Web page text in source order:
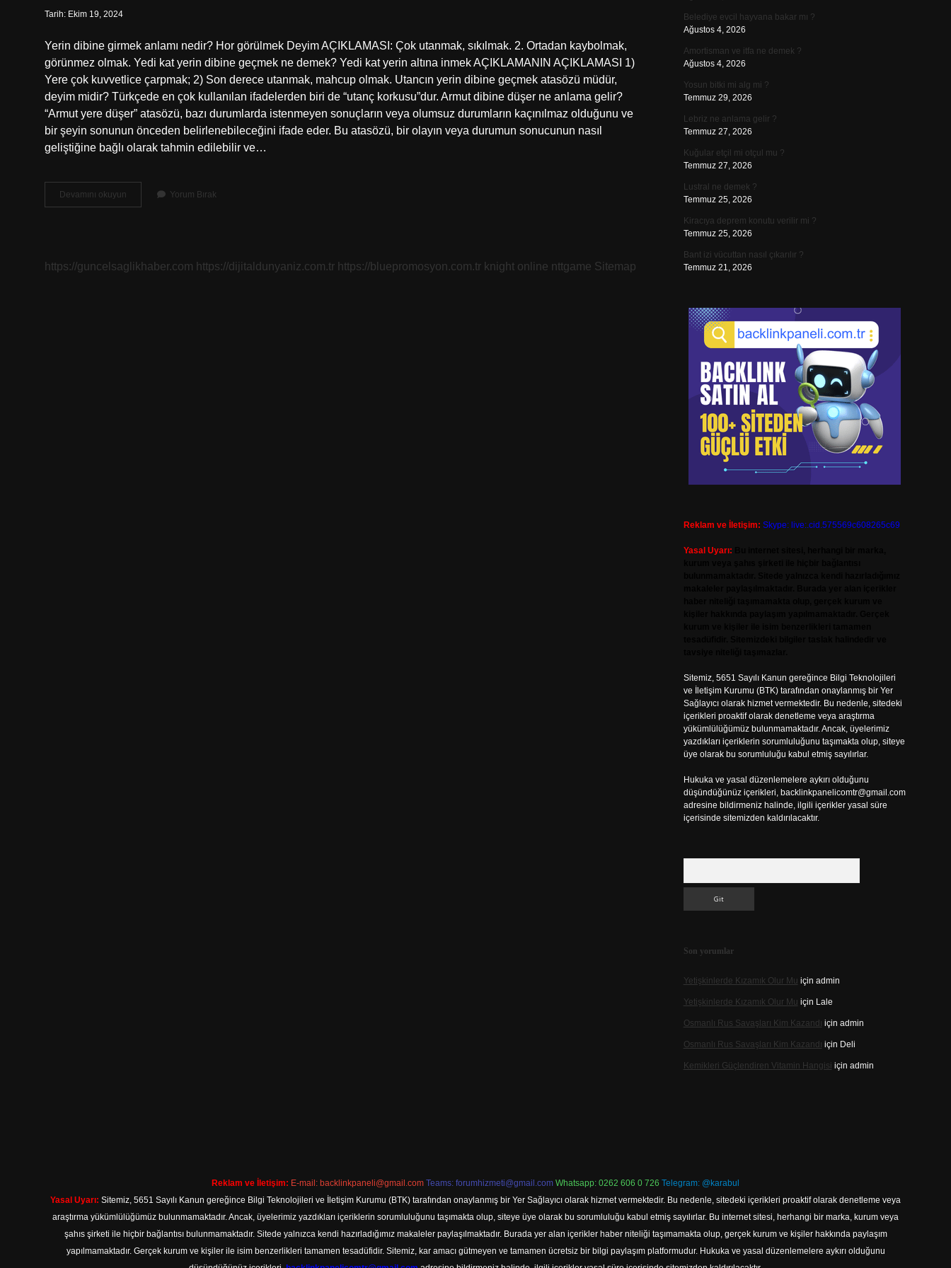
Tarih: Ekim 19, 2024
Yerin dibine girmek anlamı nedir? Hor görülmek Deyim AÇIKLAMASI: Çok utanmak, sıkılmak. 2. Ortadan kaybolmak,
görünmez olmak. Yedi kat yerin dibine geçmek ne demek? Yedi kat yerin altına inmek AÇIKLAMANIN AÇIKLAMASI 1)
Yere çok kuvvetlice çarpmak; 2) Son derece utanmak, mahcup olmak. Utancın yerin dibine geçmek atasözü müdür,
deyim midir? Türkçede en çok kullanılan ifadelerden biri de “utanç korkusu”dur. Armut dibine düşer ne anlama gelir?
“Armut yere düşer” atasözü, bazı durumlarda istenmeyen sonuçların veya olumsuz durumların kaçınılmaz olduğunu ve
bir şeyin sonunun önceden belirlenebileceğini ifade eder. Bu atasözü, bir olayın veya durumun sonucunun nasıl
geliştiğine bağlı olarak tahmin edilebilir ve…
Devamını okuyun
Dibine
Yorum Bırak
https://guncelsaglikhaber.com https://dijitaldunyaniz.com.tr https://bluepromosyon.com.tr knight online nttgame Sitemap
Belediye evcil hayvana bakar mı ?
Ağustos 4, 2026
Amortisman ve itfa ne demek ?
Ağustos 4, 2026
Yosun bitki mi alg mi ?
Temmuz 29, 2026
Lebriz ne anlama gelir ?
Temmuz 27, 2026
Kuğular etçil mi otçul mu ?
Temmuz 27, 2026
Lustral ne demek ?
Temmuz 25, 2026
Kiracıya deprem konutu verilir mi ?
Temmuz 25, 2026
Bant izi vücuttan nasıl çıkarılır ?
Temmuz 21, 2026
Reklam ve İletişim: Skype: live:.cid.575569c608265c69
Yasal Uyarı:
Sitemiz, 5651 Sayılı Kanun gereğince Bilgi Teknolojileri
ve İletişim Kurumu (BTK) tarafından onaylanmış bir Yer
Sağlayıcı olarak hizmet vermektedir. Bu nedenle, sitedeki
içerikleri proaktif olarak denetleme veya araştırma
yükümlülüğümüz bulunmamaktadır. Ancak, üyelerimiz
yazdıkları içeriklerin sorumluluğunu taşımakta olup, siteye
üye olarak bu sorumluluğu kabul etmiş sayılırlar.
Hukuka ve yasal düzenlemelere aykırı olduğunu
düşündüğünüz içerikleri, backlinkpanelicomtr@gmail.com
adresine bildirmeniz halinde, ilgili içerikler yasal süre
içerisinde sitemizden kaldırılacaktır.
Son yorumlar
Yetişkinlerde Kızamık Olur Mu için admin
Yetişkinlerde Kızamık Olur Mu için Lale
Osmanlı Rus Savaşları Kim Kazandı için admin
Osmanlı Rus Savaşları Kim Kazandı için Deli
Kemikleri Güçlendiren Vitamin Hangisi için admin
Reklam ve İletişim: E-mail: backlinkpaneli@gmail.com Teams: forumhizmeti@gmail.com Whatsapp: 0262 606 0 726 Telegram: @karabul
Yasal Uyarı: Sitemiz, 5651 Sayılı Kanun gereğince Bilgi Teknolojileri ve İletişim Kurumu (BTK) tarafından onaylanmış bir Yer Sağlayıcı olarak hizmet vermektedir. Bu nedenle, sitedeki içerikleri proaktif olarak denetleme veya
araştırma yükümlülüğümüz bulunmamaktadır. Ancak, üyelerimiz yazdıkları içeriklerin sorumluluğunu taşımakta olup, siteye üye olarak bu sorumluluğu kabul etmiş sayılırlar. Bu internet sitesi, herhangi bir marka, kurum veya
şahıs şirketi ile hiçbir bağlantısı bulunmamaktadır. Sitede yalnızca kendi hazırladığımız makaleler paylaşılmaktadır. Burada yer alan içerikler haber niteliği taşımamakta olup, gerçek kurum ve kişiler hakkında paylaşım
yapılmamaktadır. Gerçek kurum ve kişiler ile isim benzerlikleri tamamen tesadüfidir. Sitemiz, kar amacı gütmeyen ve tamamen ücretsiz bir bilgi paylaşım platformudur. Hukuka ve yasal düzenlemelere aykırı olduğunu